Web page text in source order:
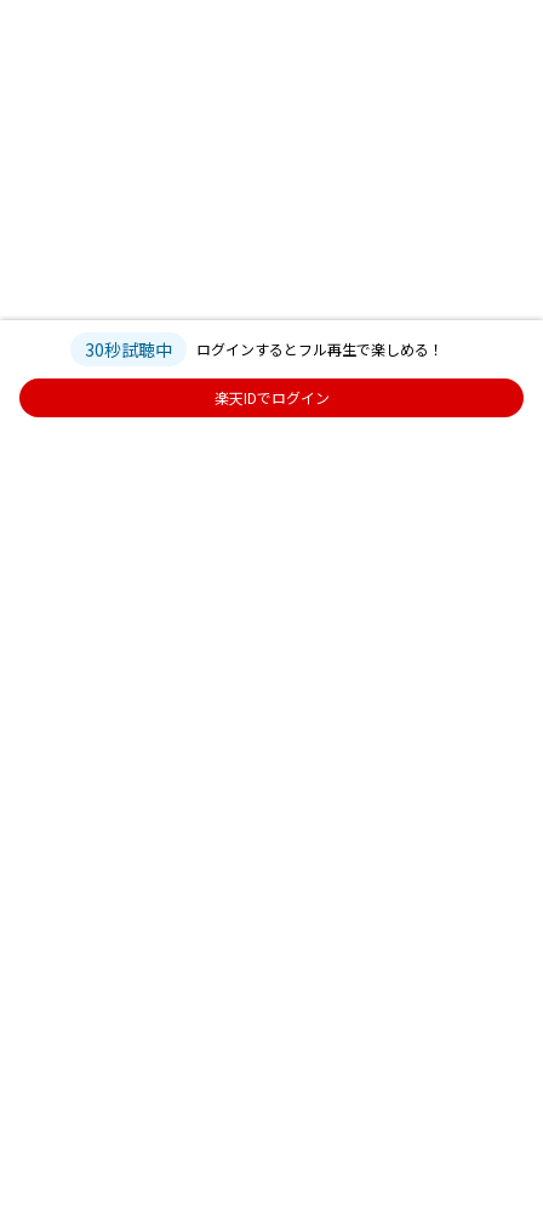
30秒試聴中 ログインするとフル再生で楽しめる！
楽天IDでログイン